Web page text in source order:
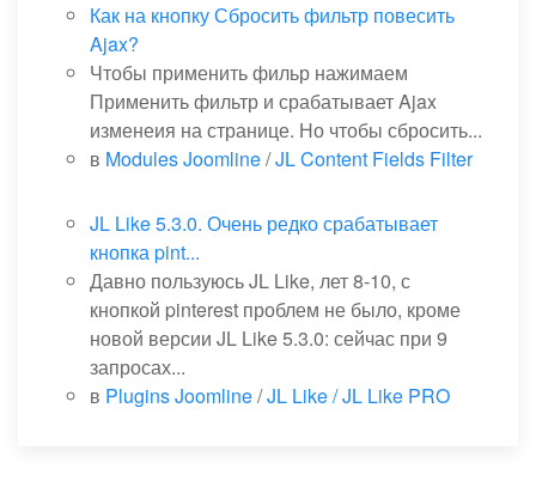
Как на кнопку Сбросить фильтр повесить
Ajax?
Чтобы применить фильр нажимаем
Применить фильтр и срабатывает Ajax
изменеия на странице. Но чтобы сбросить...
в Modules Joomline/JL Content Fields Filter
JL Like 5.3.0. Очень редко срабатывает
кнопка pint...
Давно пользуюсь JL Like, лет 8-10, с
кнопкой pinterest проблем не было, кроме
новой версии JL Like 5.3.0: сейчас при 9
запросах...
в Plugins Joomline/JL Like / JL Like PRO